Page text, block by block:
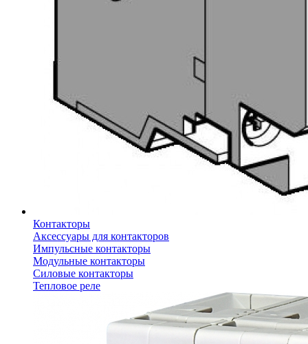
Контакторы
Аксессуары для контакторов
Импульсные контакторы
Модульные контакторы
Силовые контакторы
Тепловое реле